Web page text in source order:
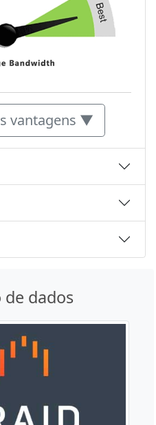
vantagens ▼
dados